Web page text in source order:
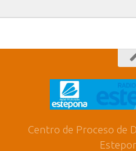
Centro de Proceso de